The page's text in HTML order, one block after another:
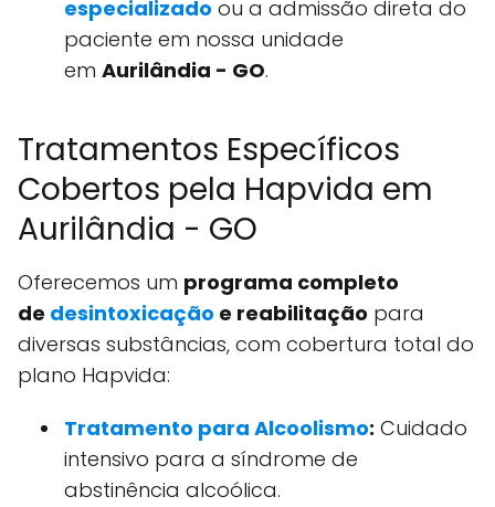
especializado ou a admissão direta do
paciente em nossa unidade
em Aurilândia - GO.
Tratamentos Específicos
Cobertos pela Hapvida em
Aurilândia - GO
Oferecemos um programa completo
de desintoxicação e reabilitação para
diversas substâncias, com cobertura total do
plano Hapvida:
Tratamento para Alcoolismo: Cuidado
intensivo para a síndrome de
abstinência alcoólica.